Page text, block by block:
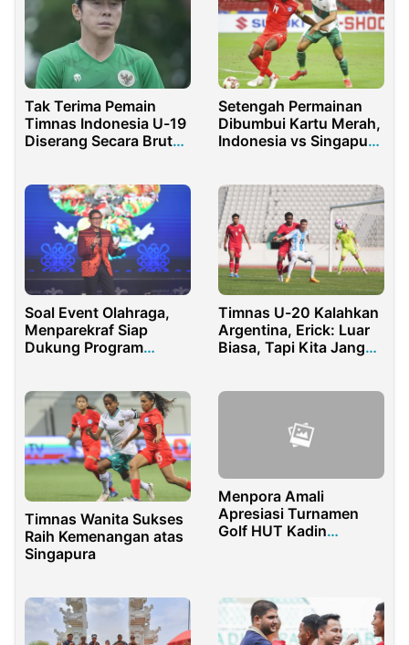
Tak Terima Pemain
Timnas Indonesia U-19
Diserang Secara Brutal
Badan
Setengah Permainan
Dibumbui Kartu Merah,
Indonesia vs Singapura
Soal Event Olahraga,
Menparekraf Siap
Dukung Program
Timnas U-20 Kalahkan
Argentina, Erick: Luar
Biasa, Tapi Kita Jangan
Timnas Wanita Sukses
Raih Kemenangan atas
Singapura
Menpora Amali
Apresiasi Turnamen
Golf HUT Kadin